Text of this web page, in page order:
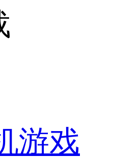
游戏